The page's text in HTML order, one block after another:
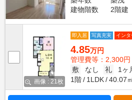
建物階数
2階建
画像 : 21枚
即入居 写真充実 イン
4.85万円
管理費等：2,300円
敷
なし 礼
1ヶ
1階
1LDK 40.07